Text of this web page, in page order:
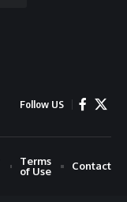
Follow US
Terms
of Use
Contact